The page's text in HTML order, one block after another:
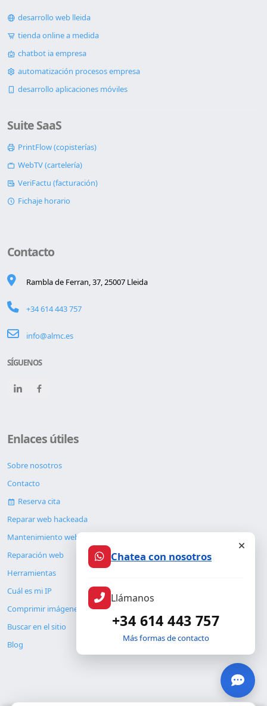
desarrollo web lleida
tienda online a medida
chatbot ia empresa
automatización procesos empresa
desarrollo aplicaciones móviles
Suite SaaS
PrintFlow (copisterías)
WebTV (cartelería)
VeriFactu (facturación)
Fichaje horario
Contacto
Rambla de Ferran, 37, 25007 Lleida
+34 614 443 757
info@almc.es
SÍGUENOS
Enlaces útiles
Sobre nosotros
Contacto
Reserva cita
Reparar web hackeada
Mantenimiento web
Reparación web
Herramientas
Cuál es mi IP
Comprimir imágenes
Buscar en el sitio
Blog
Chatea con nosotros
Llámanos
+34 614 443 757
Más formas de contacto